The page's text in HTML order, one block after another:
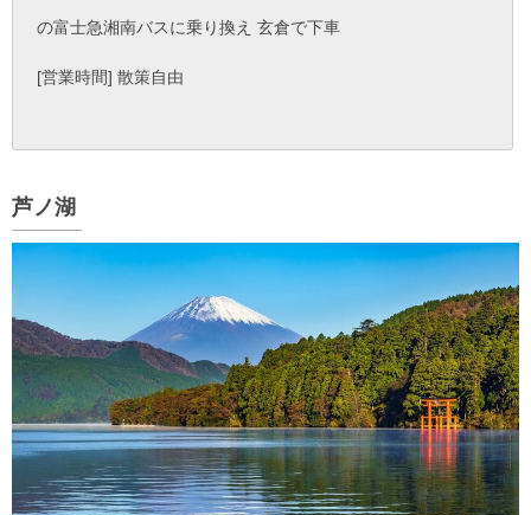
の富士急湘南バスに乗り換え 玄倉で下車
[営業時間] 散策自由
芦ノ湖